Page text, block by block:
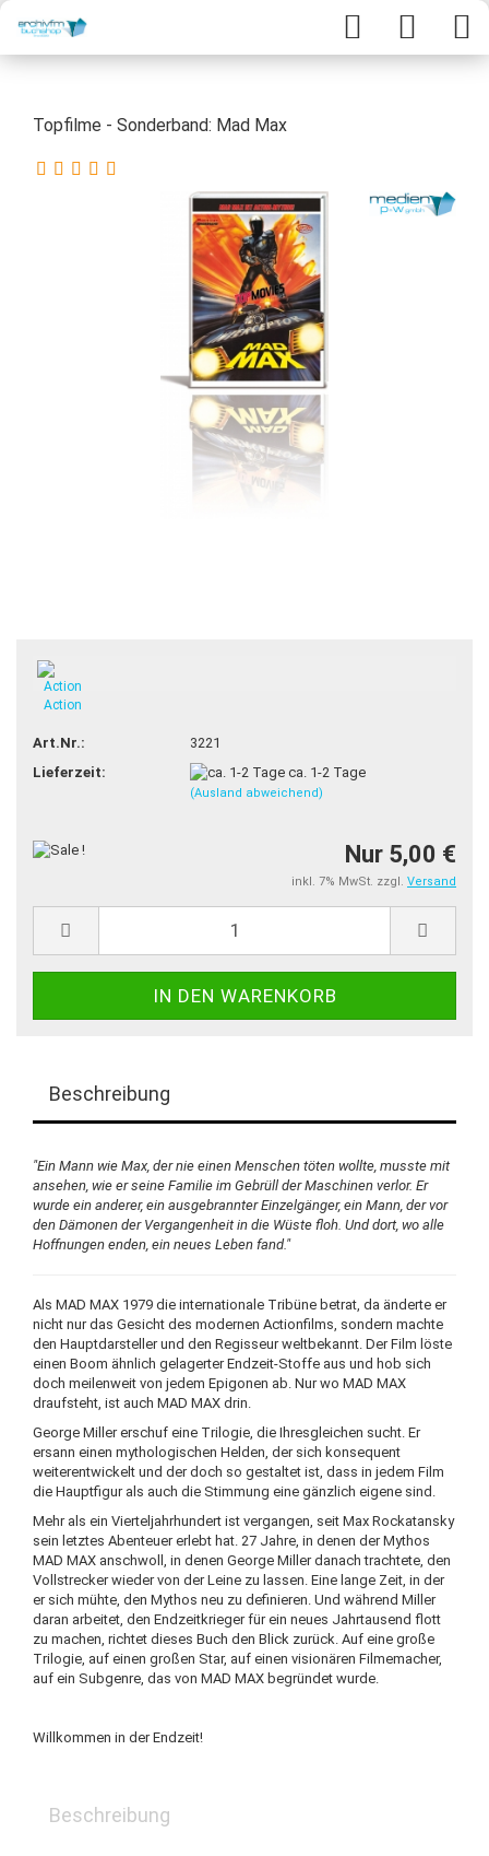
Topfilme - Sonderband: Mad Max
Action
Art.Nr.:
3221
Lieferzeit:
ca. 1-2 Tage
(Ausland abweichend)
Nur 5,00 €
inkl. 7% MwSt. zzgl. Versand
Beschreibung
"Ein Mann wie Max, der nie einen Menschen töten wollte, musste mit
ansehen, wie er seine Familie im Gebrüll der Maschinen verlor. Er
wurde ein anderer, ein ausgebrannter Einzelgänger, ein Mann, der vor
den Dämonen der Vergangenheit in die Wüste floh. Und dort, wo alle
Hoffnungen enden, ein neues Leben fand."
Als MAD MAX 1979 die internationale Tribüne betrat, da änderte er
nicht nur das Gesicht des modernen Actionfilms, sondern machte
den Hauptdarsteller und den Regisseur weltbekannt. Der Film löste
einen Boom ähnlich gelagerter Endzeit-Stoffe aus und hob sich
doch meilenweit von jedem Epigonen ab. Nur wo MAD MAX
draufsteht, ist auch MAD MAX drin.
George Miller erschuf eine Trilogie, die Ihresgleichen sucht. Er
ersann einen mythologischen Helden, der sich konsequent
weiterentwickelt und der doch so gestaltet ist, dass in jedem Film
die Hauptfigur als auch die Stimmung eine gänzlich eigene sind.
Mehr als ein Vierteljahrhundert ist vergangen, seit Max Rockatansky
sein letztes Abenteuer erlebt hat. 27 Jahre, in denen der Mythos
MAD MAX anschwoll, in denen George Miller danach trachtete, den
Vollstrecker wieder von der Leine zu lassen. Eine lange Zeit, in der
er sich mühte, den Mythos neu zu definieren. Und während Miller
daran arbeitet, den Endzeitkrieger für ein neues Jahrtausend flott
zu machen, richtet dieses Buch den Blick zurück. Auf eine große
Trilogie, auf einen großen Star, auf einen visionären Filmemacher,
auf ein Subgenre, das von MAD MAX begründet wurde.
Willkommen in der Endzeit!
Beschreibung